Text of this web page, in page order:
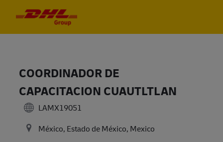
COORDINADOR DE
CAPACITACION CUAUTLTLAN
LAMX19051
México, Estado de México, Mexico